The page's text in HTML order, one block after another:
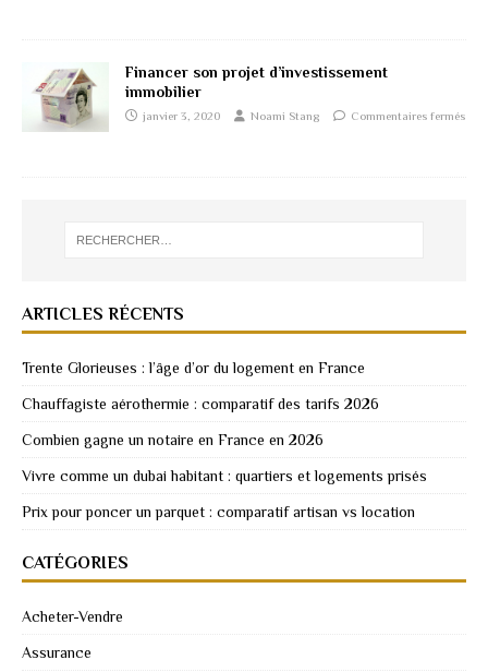
Financer son projet d’investissement
immobilier
janvier 3, 2020 Noami Stang Commentaires fermés
ARTICLES RÉCENTS
Trente Glorieuses : l’âge d’or du logement en France
Chauffagiste aérothermie : comparatif des tarifs 2026
Combien gagne un notaire en France en 2026
Vivre comme un dubai habitant : quartiers et logements prisés
Prix pour poncer un parquet : comparatif artisan vs location
CATÉGORIES
Acheter-Vendre
Assurance